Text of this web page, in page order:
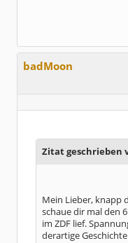
badMoon
Zitat geschrieben
Mein Lieber, knapp
schaue dir mal den
im ZDF lief.
derartige